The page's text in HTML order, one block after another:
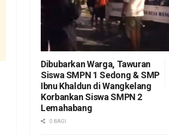
Dibubarkan Warga, Tawuran
Siswa SMPN 1 Sedong & SMP
Ibnu Khaldun di Wangkelang
Korbankan Siswa SMPN 2
Lemahabang
0 BAGI